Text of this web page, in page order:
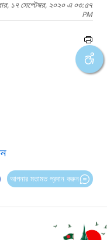
১৭ সেপ্টেম্বর, ২০২০ এ ০৩:৫৭
PM
আপনার মতামত প্রদান করুন